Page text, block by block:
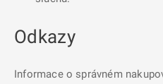
Odkazy
Informace o správném